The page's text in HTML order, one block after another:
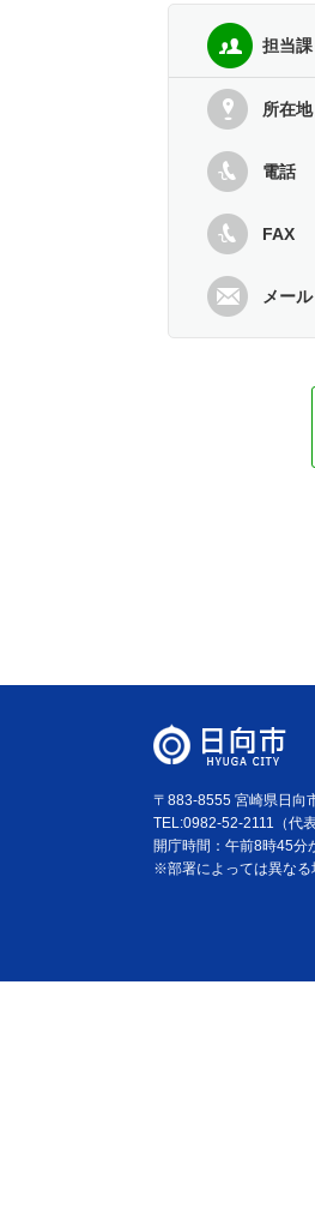
担当課
所在地
電話
FAX
メール
〒883-8555 宮崎県日向
TEL:0982-52-2111（代表
開庁時間：午前8時45分
※部署によっては異なる